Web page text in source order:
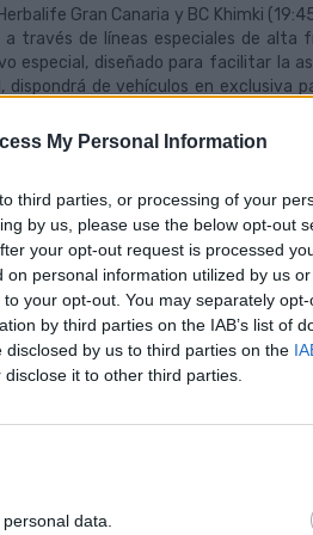
My Personal Information
third parties, or processing of your
by us, please use the below opt-out
your opt-out request is processed
personal information utilized by us
your opt-out. You may separately
by third parties on the IAB’s list of
by us to third parties on the
it to other third parties.
data.
Gran Canaria y BC Khimki
través de líneas especiales de alta
especial, diseñado para facilitar la
de vehículos en exclusiva
seis guaguas exclusivas-, que se
al finalizar el partido, contará
las guaguas operarán con
paradas intermedias al objeto de
(en el Puerto) y terminal de
y 19:00 horas, por lo que el
guaguas esperarán en la parada
a sus lugares de origen. Las
Las guaguas llegarán a su destino
a diario hasta la finalización de la